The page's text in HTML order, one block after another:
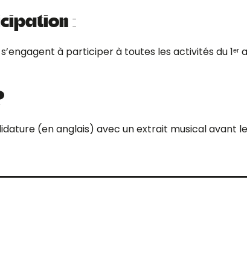
:
à participer à toutes les activités du
(en anglais) avec un extrait musical avant